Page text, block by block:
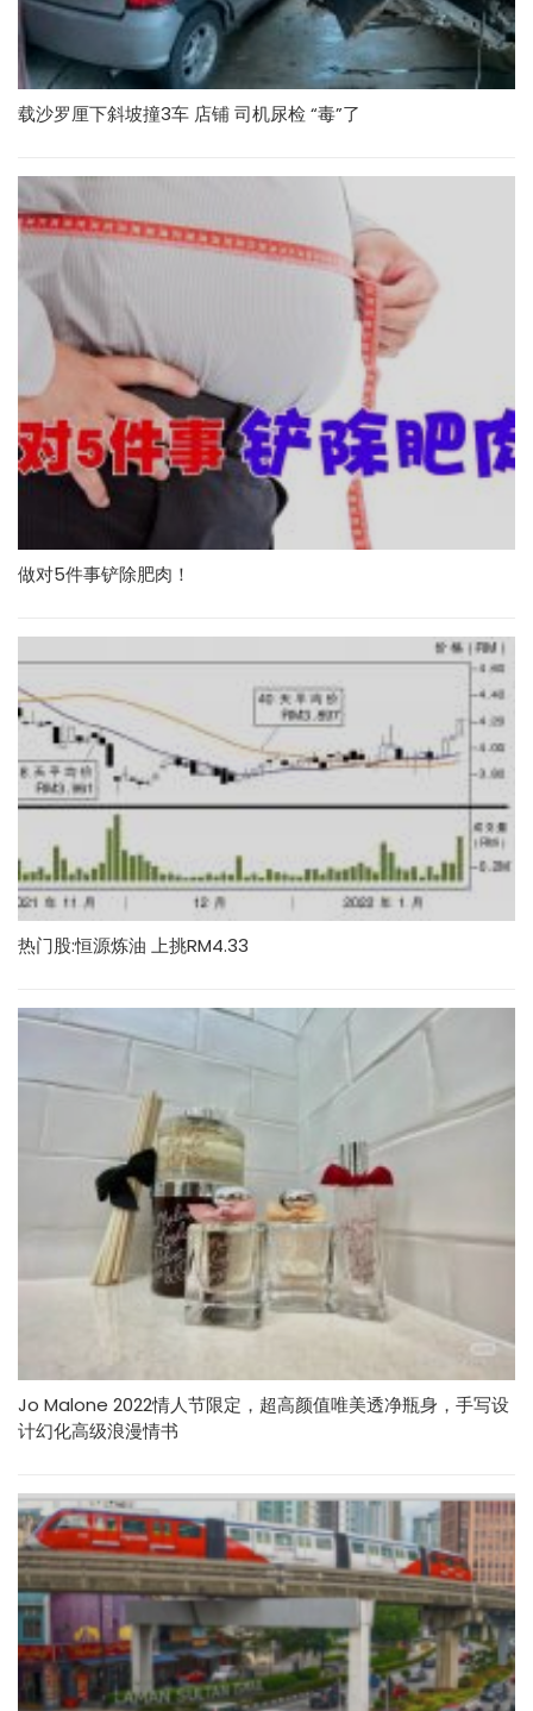
载沙罗厘下斜坡撞3车 店铺 司机尿检 “毒”了
做对5件事铲除肥肉！
热门股:恒源炼油 上挑RM4.33
Jo Malone 2022情人节限定，超高颜值唯美透净瓶身，手写设
计幻化高级浪漫情书